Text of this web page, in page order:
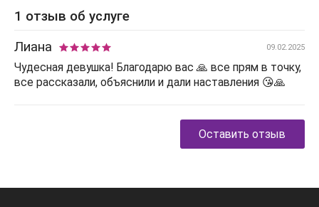
1 отзыв об услуге
Лиана
09.02.2025
Чудесная девушка! Благодарю вас 🙏 все прям в точку,
все рассказали, объяснили и дали наставления 😘🙏
Оставить отзыв